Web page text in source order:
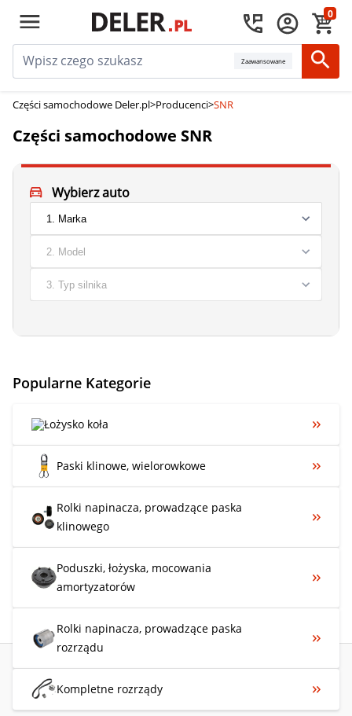
0
Zaawansowane
Części samochodowe Deler.pl>Producenci>SNR
Części samochodowe SNR
Wybierz auto
Popularne Kategorie
Łożysko koła
Paski klinowe, wielorowkowe
Rolki napinacza, prowadzące paska
klinowego
Poduszki, łożyska, mocowania
amortyzatorów
Rolki napinacza, prowadzące paska
rozrządu
Kompletne rozrządy